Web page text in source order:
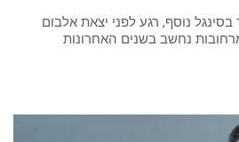
בסינגל נוסף, רגע לפני יצאת אלבום